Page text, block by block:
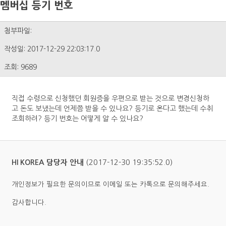
멤버십 등기 번호
첨부파일:
작성일: 2017-12-29 22:03:17.0
조회: 9689
직접 수령으로 신청했던 회원증을 우편으로 받는 것으로 변경신청하
고 돈도 보냈는데 언제쯤 받을 수 있나요? 등기로 온다고 했는데 수취
조회하려? 등기 번호는 어떻게 알 수 있나요?
HI KOREA 담당자 안내 (2017-12-30 19:35:52.0)
개인정보가 필요한 문의이므로 이메일 또는 카톡으로 문의해주세요.
감사합니다.